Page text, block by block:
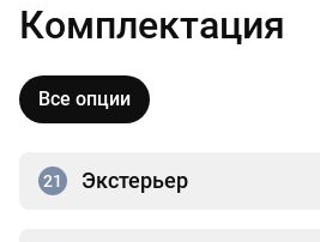
Комплектация
Все опции
21 Экстерьер